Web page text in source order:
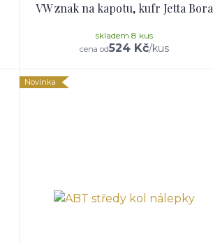
VW znak na kapotu, kufr Jetta Bora
cena od524 Kč/kus
skladem 8 kus
Novinka